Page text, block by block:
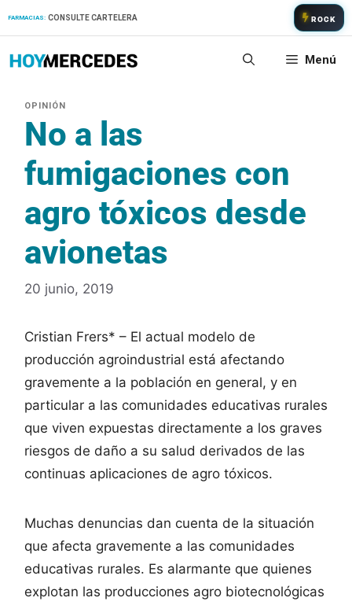
FARMACIAS: CONSULTE CARTELERA ROCK
Menú
No a las
fumigaciones con
agro tóxicos desde
avionetas
20 junio, 2019
Cristian Frers* – El actual modelo de
producción agroindustrial está afectando
gravemente a la población en general, y en
particular a las comunidades educativas rurales
que viven expuestas directamente a los graves
riesgos de daño a su salud derivados de las
continuas aplicaciones de agro tóxicos.
Muchas denuncias dan cuenta de la situación
que afecta gravemente a las comunidades
educativas rurales. Es alarmante que quienes
explotan las producciones agro biotecnológicas